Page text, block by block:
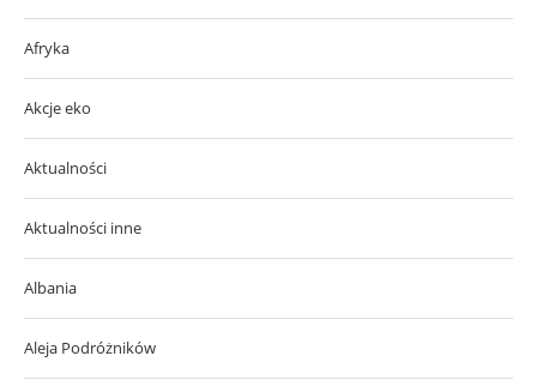
Afryka
Akcje eko
Aktualności
Aktualności inne
Albania
Aleja Podróżników